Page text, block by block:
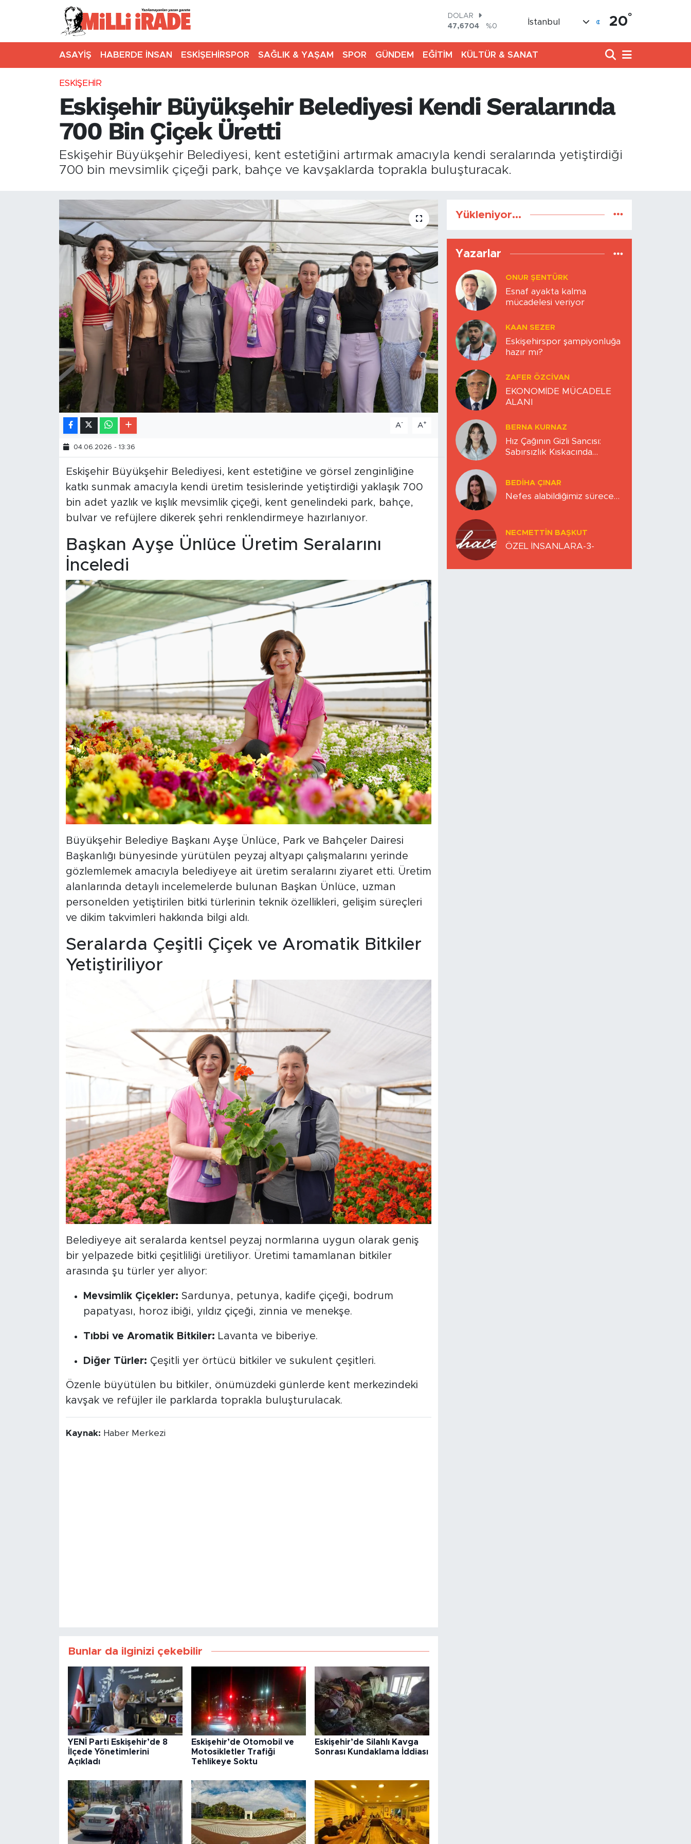
DOLAR
47,6704
%0
STERLİN
64,2143
%0
BİST100
13.799
%70
İstanbul 20°
ASAYİŞ HABERDE İNSAN ESKİŞEHİRSPOR SAĞLIK & YAŞAM SPOR GÜNDEM EĞİTİM KÜLTÜR & SANAT
ESKİŞEHİR
Eskişehir Büyükşehir Belediyesi Kendi Seralarında
700 Bin Çiçek Üretti
Eskişehir Büyükşehir Belediyesi, kent estetiğini artırmak amacıyla kendi seralarında yetiştirdiği
700 bin mevsimlik çiçeği park, bahçe ve kavşaklarda toprakla buluşturacak.
A- A+
04.06.2026 - 13:36
Eskişehir Büyükşehir Belediyesi, kent estetiğine ve görsel zenginliğine
katkı sunmak amacıyla kendi üretim tesislerinde yetiştirdiği yaklaşık 700
bin adet yazlık ve kışlık mevsimlik çiçeği, kent genelindeki park, bahçe,
bulvar ve refüjlere dikerek şehri renklendirmeye hazırlanıyor.
Başkan Ayşe Ünlüce Üretim Seralarını
İnceledi
Büyükşehir Belediye Başkanı Ayşe Ünlüce, Park ve Bahçeler Dairesi
Başkanlığı bünyesinde yürütülen peyzaj altyapı çalışmalarını yerinde
gözlemlemek amacıyla belediyeye ait üretim seralarını ziyaret etti. Üretim
alanlarında detaylı incelemelerde bulunan Başkan Ünlüce, uzman
personelden yetiştirilen bitki türlerinin teknik özellikleri, gelişim süreçleri
ve dikim takvimleri hakkında bilgi aldı.
Seralarda Çeşitli Çiçek ve Aromatik Bitkiler
Yetiştiriliyor
Belediyeye ait seralarda kentsel peyzaj normlarına uygun olarak geniş
bir yelpazede bitki çeşitliliği üretiliyor. Üretimi tamamlanan bitkiler
arasında şu türler yer alıyor:
Mevsimlik Çiçekler: Sardunya, petunya, kadife çiçeği, bodrum
papatyası, horoz ibiği, yıldız çiçeği, zinnia ve menekşe.
Tıbbi ve Aromatik Bitkiler: Lavanta ve biberiye.
Diğer Türler: Çeşitli yer örtücü bitkiler ve sukulent çeşitleri.
Özenle büyütülen bu bitkiler, önümüzdeki günlerde kent merkezindeki
kavşak ve refüjler ile parklarda toprakla buluşturulacak.
Kaynak: Haber Merkezi
Bunlar da ilginizi çekebilir
YENİ Parti Eskişehir’de 8
İlçede Yönetimlerini
Açıkladı
Eskişehir’de Otomobil ve
Motosikletler Trafiği
Tehlikeye Soktu
Eskişehir’de Silahlı Kavga
Sonrası Kundaklama İddiası
Yükleniyor...
Yazarlar
ONUR ŞENTÜRK
Esnaf ayakta kalma
mücadelesi veriyor
KAAN SEZER
Eskişehirspor şampiyonluğa
hazır mı?
ZAFER ÖZCIVAN
EKONOMİDE MÜCADELE
ALANI
BERNA KURNAZ
Hız Çağının Gizli Sancısı:
Sabırsızlık Kıskacında
BEDIHA ÇINAR
Nefes alabildiğimiz sürece…
NECMETTIN BAŞKUT
ÖZEL İNSANLARA-3-